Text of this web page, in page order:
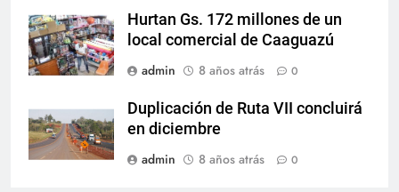
Hurtan Gs. 172 millones de un
local comercial de Caaguazú
admin
8 años atrás 0
Duplicación de Ruta VII concluirá
en diciembre
admin
8 años atrás 0